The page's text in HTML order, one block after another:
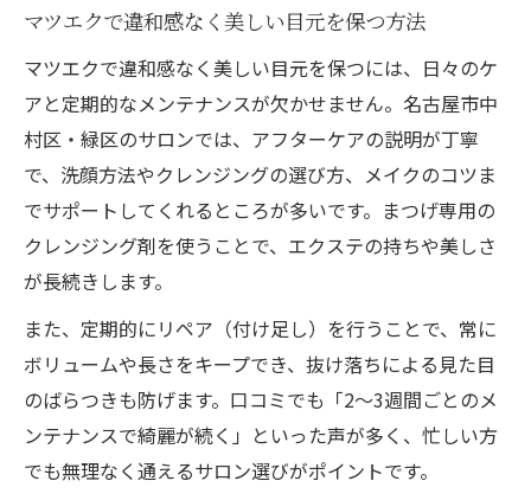
マツエクで違和感なく美しい目元を保つ方法
マツエクで違和感なく美しい目元を保つには、日々のケ
アと定期的なメンテナンスが欠かせません。名古屋市中
村区・緑区のサロンでは、アフターケアの説明が丁寧
で、洗顔方法やクレンジングの選び方、メイクのコツま
でサポートしてくれるところが多いです。まつげ専用の
クレンジング剤を使うことで、エクステの持ちや美しさ
が長続きします。
また、定期的にリペア（付け足し）を行うことで、常に
ボリュームや長さをキープでき、抜け落ちによる見た目
のばらつきも防げます。口コミでも「2〜3週間ごとのメ
ンテナンスで綺麗が続く」といった声が多く、忙しい方
でも無理なく通えるサロン選びがポイントです。